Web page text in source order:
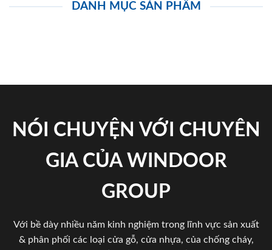
DANH MỤC SẢN PHẨM
NÓI CHUYỆN VỚI CHUYÊN
GIA CỦA WINDOOR
GROUP
Với bề dày nhiều năm kinh nghiệm trong lĩnh vực sản xuất
& phân phối các loại cửa gỗ, cửa nhựa, của chống cháy,